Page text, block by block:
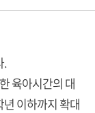
.
육아시간의 대
이하까지 확대